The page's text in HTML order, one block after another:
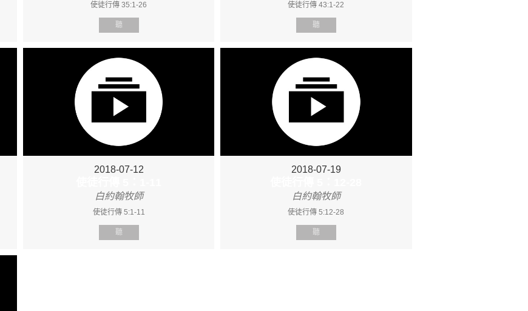
使徒行傳 35:1-26
聽
使徒行傳 43:1-22
聽
2018-07-12
白約翰牧師
使徒行傳 5:1-11
聽
2018-07-19
白約翰牧師
使徒行傳 5:12-28
聽